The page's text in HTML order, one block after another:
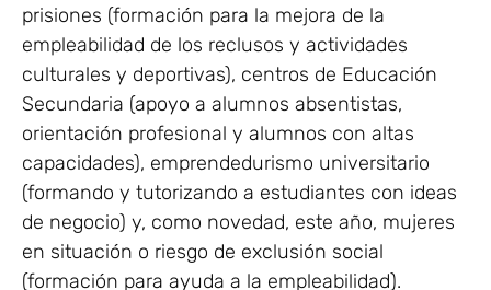
prisiones (formación para la mejora de la
empleabilidad de los reclusos y actividades
culturales y deportivas), centros de Educación
Secundaria (apoyo a alumnos absentistas,
orientación profesional y alumnos con altas
capacidades), emprendedurismo universitario
(formando y tutorizando a estudiantes con ideas
de negocio) y, como novedad, este año, mujeres
en situación o riesgo de exclusión social
(formación para ayuda a la empleabilidad).